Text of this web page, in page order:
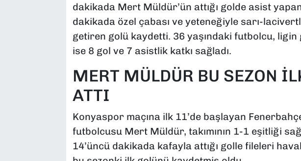
dakikada Mert Müldür’ün attığı golde asist
dakikada özel çabası ve yeteneğiyle sarı-
getiren golü kaydetti. 36 yaşındaki futbolcu, ligin
ise 8 gol ve 7 asistlik katkı sağladı.
MERT MÜLDÜR BU SEZON
ATTI
Konyaspor maçına ilk 11’de başlayan
futbolcusu Mert Müldür, takımının 1-1 eşitliği
14’üncü dakikada kafayla attığı golle fileleri